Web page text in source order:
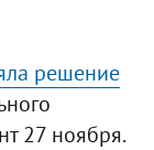
решение
27 ноября.